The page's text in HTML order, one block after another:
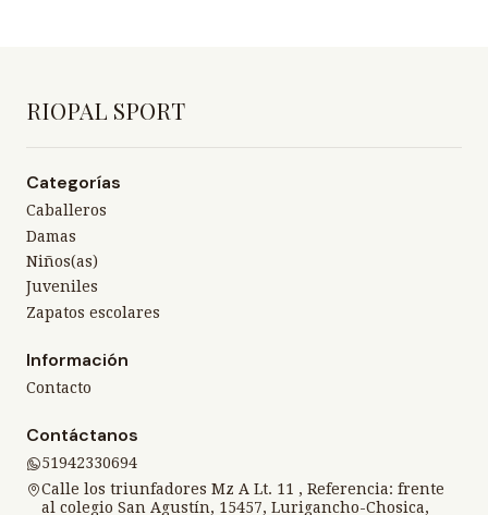
RIOPAL SPORT
Categorías
Caballeros
Damas
Niños(as)
Juveniles
Zapatos escolares
Información
Contacto
Contáctanos
51942330694
Calle los triunfadores Mz A Lt. 11 , Referencia: frente
al colegio San Agustín, 15457, Lurigancho-Chosica,